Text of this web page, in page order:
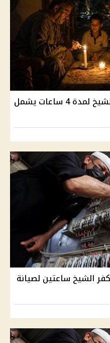
قطع الكهرباء غدًا في كفر الشيخ لمدة 4 ساعات يشمل
الشيخ ساعتين لصيانة